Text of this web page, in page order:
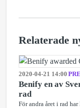
Relaterade
2020-04-21 14:00
Benify en av
rad
För andra året i rad